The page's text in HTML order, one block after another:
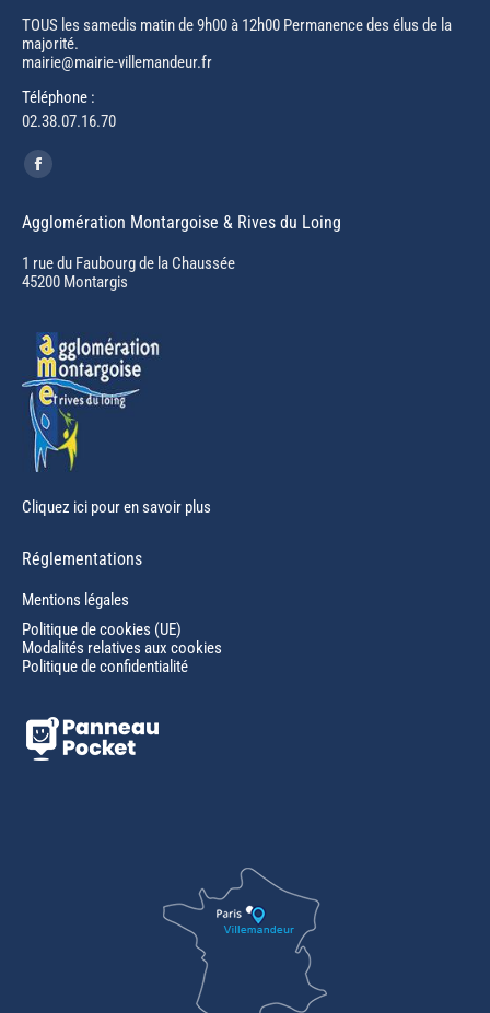
TOUS les samedis matin de 9h00 à 12h00 Permanence des élus de la
majorité.
mairie@mairie-villemandeur.fr
Téléphone :
02.38.07.16.70
Trouvez nous sur :
Facebook
opens
in
new
Agglomération Montargoise & Rives du Loing
1 rue du Faubourg de la Chaussée
45200 Montargis
Cliquez ici pour en savoir plus
Réglementations
Mentions légales
Politique de cookies (UE)
Modalités relatives aux cookies
Politique de confidentialité